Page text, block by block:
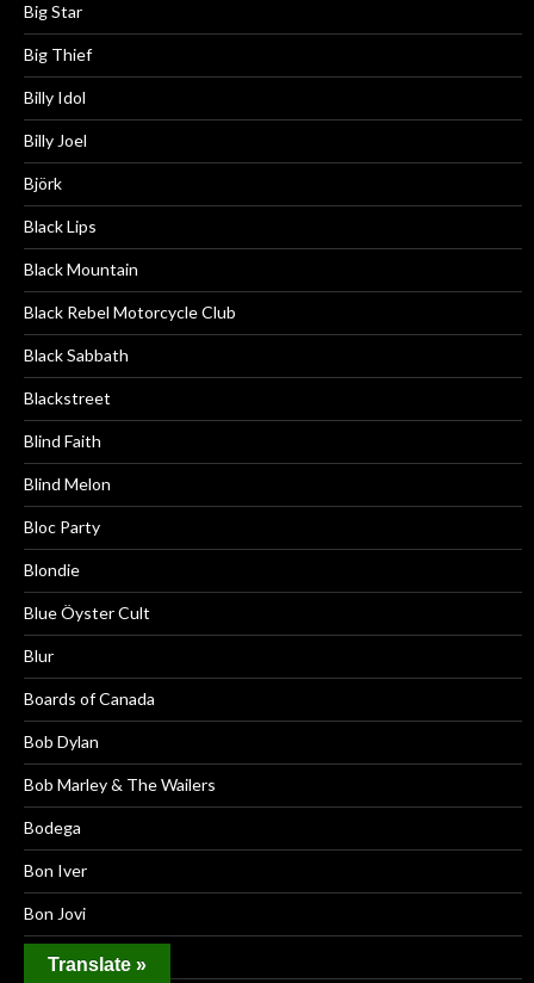
Big Star
Big Thief
Billy Idol
Billy Joel
Björk
Black Lips
Black Mountain
Black Rebel Motorcycle Club
Black Sabbath
Blackstreet
Blind Faith
Blind Melon
Bloc Party
Blondie
Blue Öyster Cult
Blur
Boards of Canada
Bob Dylan
Bob Marley & The Wailers
Bodega
Bon Iver
Bon Jovi
Boredoms
Translate »